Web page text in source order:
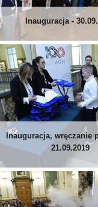
Inauguracja -
Inauguracja, wręczanie
21.09.2019